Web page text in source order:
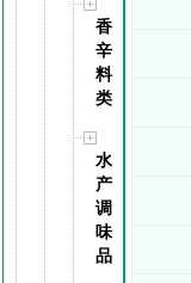
香
辛
料
类
水
产
调
味
品